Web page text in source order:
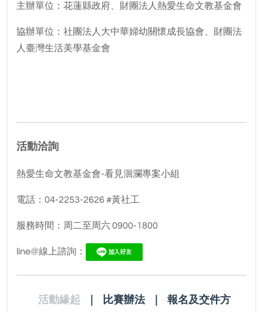
主辦單位：花蓮縣政府、財團法人熱愛生命文教基金會
協辦單位：社團法人大中華婦幼關懷成長協會、財團法
人臺灣生活美學基金會
活動洽詢
熱愛生命文教基金會-看見洄瀾專案小組
電話：04-2253-2626 #黃社工
服務時間：周二至周六 0900-1800
line@線上諮詢：
活動緣起 比賽辦法
報名及交件方